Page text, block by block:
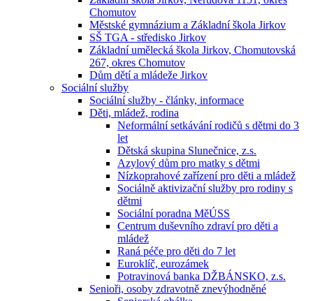
Chomutov
Městské gymnázium a Základní škola Jirkov
SŠ TGA - středisko Jirkov
Základní umělecká škola Jirkov, Chomutovská
267, okres Chomutov
Dům dětí a mládeže Jirkov
Sociální služby
Sociální služby - články, informace
Děti, mládež, rodina
Neformální setkávání rodičů s dětmi do 3
let
Dětská skupina Slunečnice, z.s.
Azylový dům pro matky s dětmi
Nízkoprahové zařízení pro děti a mládež
Sociálně aktivizační služby pro rodiny s
dětmi
Sociální poradna MěÚSS
Centrum duševního zdraví pro děti a
mládež
Raná péče pro děti do 7 let
Euroklíč, eurozámek
Potravinová banka DŽBÁNSKO, z.s.
Senioři, osoby zdravotně znevýhodněné